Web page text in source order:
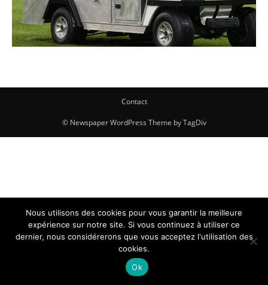
Contact
© Newspaper WordPress Theme by TagDiv
Nous utilisons des cookies pour vous garantir la meilleure
expérience sur notre site. Si vous continuez à utiliser ce
dernier, nous considérerons que vous acceptez l'utilisation des
cookies.
Ok